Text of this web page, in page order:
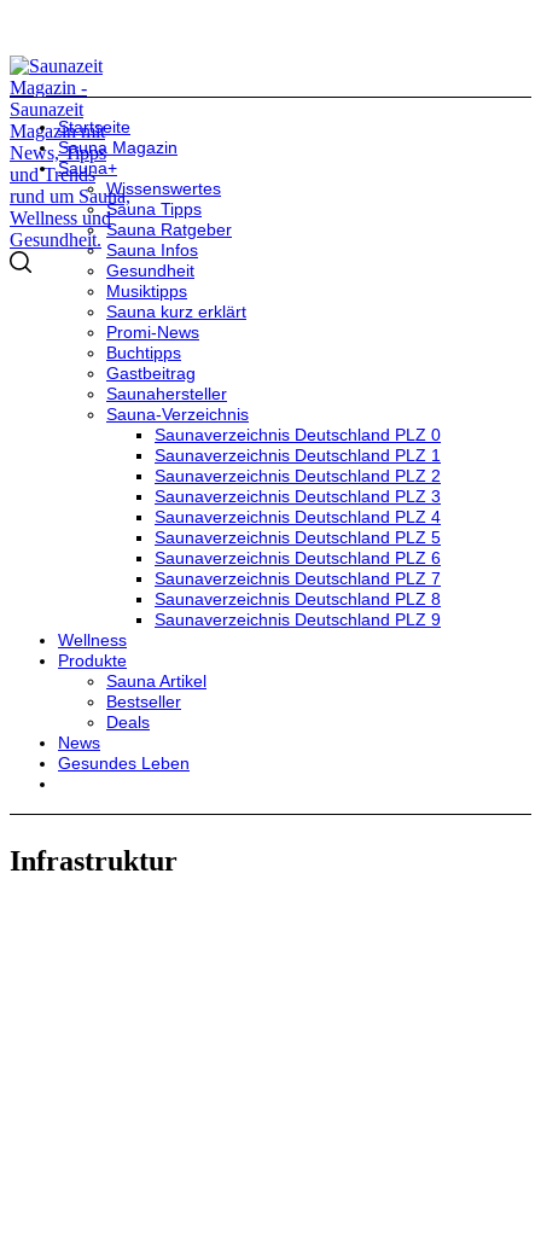
Startseite
Sauna Magazin
Sauna+
Wissenswertes
Sauna Tipps
Sauna Ratgeber
Sauna Infos
Gesundheit
Musiktipps
Sauna kurz erklärt
Promi-News
Buchtipps
Gastbeitrag
Saunahersteller
Sauna-Verzeichnis
Saunaverzeichnis Deutschland PLZ 0
Saunaverzeichnis Deutschland PLZ 1
Saunaverzeichnis Deutschland PLZ 2
Saunaverzeichnis Deutschland PLZ 3
Saunaverzeichnis Deutschland PLZ 4
Saunaverzeichnis Deutschland PLZ 5
Saunaverzeichnis Deutschland PLZ 6
Saunaverzeichnis Deutschland PLZ 7
Saunaverzeichnis Deutschland PLZ 8
Saunaverzeichnis Deutschland PLZ 9
Wellness
Produkte
Sauna Artikel
Bestseller
Deals
News
Gesundes Leben
Infrastruktur